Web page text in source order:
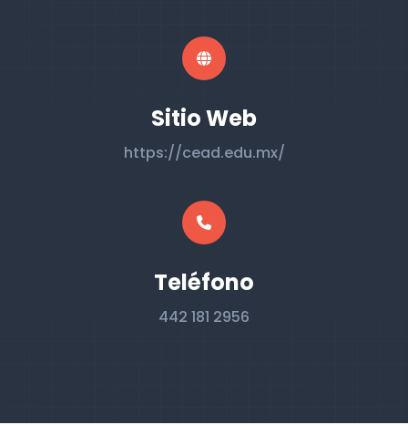
Sitio Web
https://cead.edu.mx/
Teléfono
442 181 2956